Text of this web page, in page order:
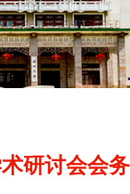
研讨会会